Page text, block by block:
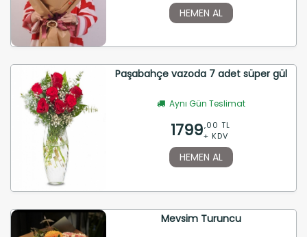
HEMEN AL
Paşabahçe vazoda 7 adet süper gül
Aynı Gün Teslimat
1799,00 TL
+ KDV
HEMEN AL
Mevsim Turuncu